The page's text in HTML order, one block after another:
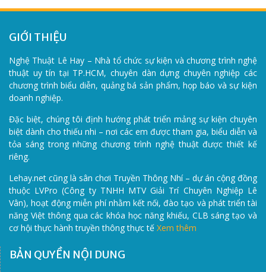
GIỚI THIỆU
Nghệ Thuật Lê Hay – Nhà tổ chức sự kiện và chương trình nghệ
thuật uy tín tại TP.HCM, chuyên dàn dựng chuyên nghiệp các
chương trình biểu diễn, quảng bá sản phẩm, họp báo và sự kiện
doanh nghiệp.
Đặc biệt, chúng tôi định hướng phát triển mảng sự kiện chuyên
biệt dành cho thiếu nhi – nơi các em được tham gia, biểu diễn và
tỏa sáng trong những chương trình nghệ thuật được thiết kế
riêng.
Lehay.net cũng là sân chơi Truyền Thông Nhí – dự án cộng đồng
thuộc LVPro (Công ty TNHH MTV Giải Trí Chuyên Nghiệp Lê
Vân), hoạt động miễn phí nhằm kết nối, đào tạo và phát triển tài
năng Việt thông qua các khóa học năng khiếu, CLB sáng tạo và
cơ hội thực hành truyền thông thực tế Xem thêm
BẢN QUYỀN NỘI DUNG